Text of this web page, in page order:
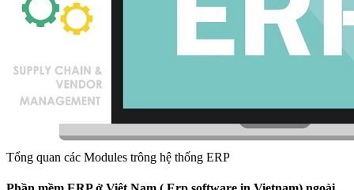
Tổng quan các Modules trông hệ thống ERP